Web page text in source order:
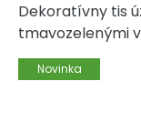
Dekoratívny tis
tmavozelenými
Novinka